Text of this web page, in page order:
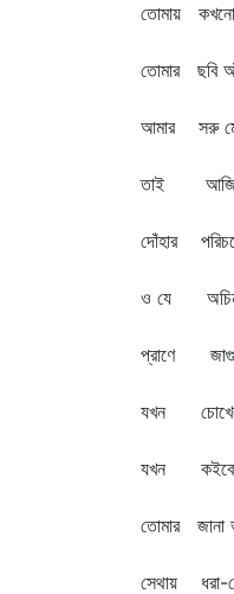
তোমায় কখনো বা
কভু
তোমার ছবি
আমার
আমার সরু মোটা
তোমার
তাই আজি
হল
দোঁহার পরিচয়ের
সে আর
ও যে অচিন
জেনো
প্রাণে জাগুক্‌
যাহে
যখন চোখের
রেখো
যখন কইবে কথা
দিয়ো
তোমার জানা
তোমার
সেথায় ধরা-